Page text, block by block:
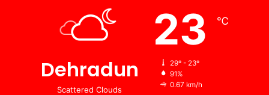
Dehradun
Scattered Clouds
23 ℃
29º - 23º
91%
0.67 km/h